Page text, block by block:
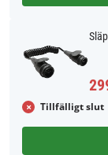
Tillfälligt slut